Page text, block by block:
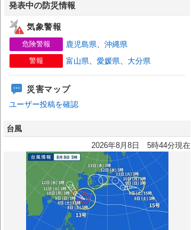
発表中の防災情報
気象警報
危険警報 鹿児島県、 沖縄県
警報 富山県、 愛媛県、 大分県
災害マップ
ユーザー投稿を確認
台風
2026年8月8日 5時44分現在